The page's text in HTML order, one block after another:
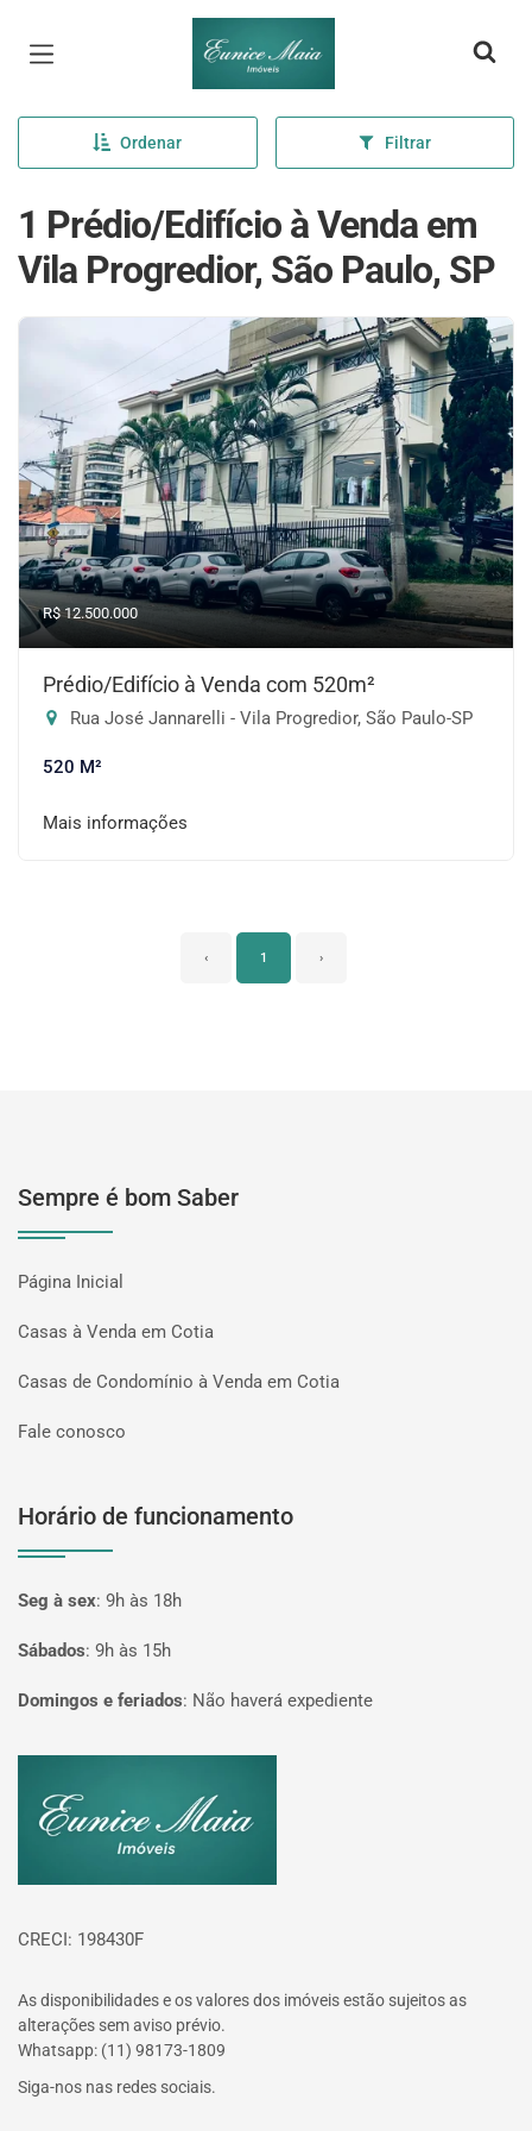
Página inicial
Ordenar Filtrar
1 Prédio/Edifício à Venda em
Vila Progredior, São Paulo, SP
R$ 12.500.000
Prédio/Edifício à Venda com 520m²
Rua José Jannarelli - Vila Progredior, São Paulo-SP
520 M²
Mais informações
‹ 1 ›
Sempre é bom Saber
Página Inicial
Casas à Venda em Cotia
Casas de Condomínio à Venda em Cotia
Fale conosco
Horário de funcionamento
Seg à sex: 9h às 18h
Sábados: 9h às 15h
Domingos e feriados: Não haverá expediente
CRECI: 198430F
As disponibilidades e os valores dos imóveis estão sujeitos as
alterações sem aviso prévio.
Whatsapp: (11) 98173-1809
Siga-nos nas redes sociais.